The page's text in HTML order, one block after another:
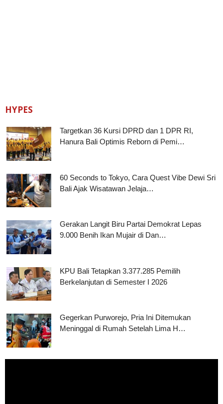
HYPES
Targetkan 36 Kursi DPRD dan 1 DPR RI,
Hanura Bali Optimis Reborn di Pemi…
60 Seconds to Tokyo, Cara Quest Vibe Dewi Sri
Bali Ajak Wisatawan Jelaja…
Gerakan Langit Biru Partai Demokrat Lepas
9.000 Benih Ikan Mujair di Dan…
KPU Bali Tetapkan 3.377.285 Pemilih
Berkelanjutan di Semester I 2026
Gegerkan Purworejo, Pria Ini Ditemukan
Meninggal di Rumah Setelah Lima H…